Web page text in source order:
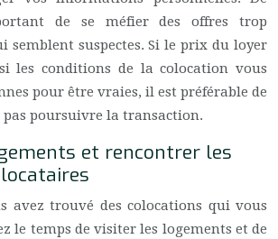
de se méfier des offres trop
semblent suspectes. Si le prix du loyer
les conditions de la colocation vous
pour être vraies, il est préférable de
pas poursuivre la transaction.
et rencontrer les
avez trouvé des colocations qui vous
le temps de visiter les logements et de